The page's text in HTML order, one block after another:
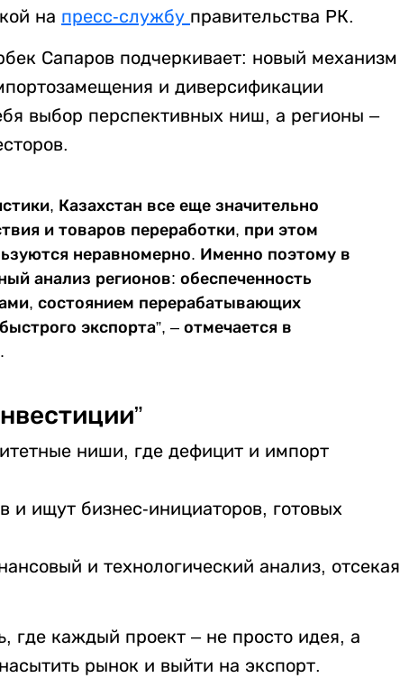
на пресс-службу правительства РК.
Сапаров подчеркивает: новый механизм
и диверсификации
выбор перспективных ниш, а регионы –
Казахстан все еще значительно
и товаров переработки, при этом
неравномерно. Именно поэтому в
анализ регионов: обеспеченность
состоянием перерабатывающих
экспорта”, – отмечается в
ниши, где дефицит и импорт
и ищут бизнес-инициаторов, готовых
и технологический анализ, отсекая
где каждый проект – не просто идея, а
рынок и выйти на экспорт.